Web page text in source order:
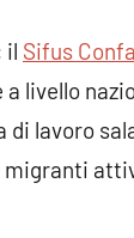
il Sifus
livello
lavoro